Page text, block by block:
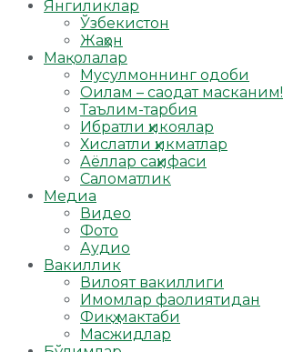
Янгиликлар
Ўзбекистон
Жаҳон
Мақолалар
Мусулмоннинг одоби
Оилам – саодат масканим!
Таълим-тарбия
Ибратли ҳикоялар
Хислатли ҳикматлар
Аёллар саҳифаси
Саломатлик
Медиа
Видео
Фото
Аудио
Вакиллик
Вилоят вакиллиги
Имомлар фаолиятидан
Фиқҳ мактаби
Масжидлар